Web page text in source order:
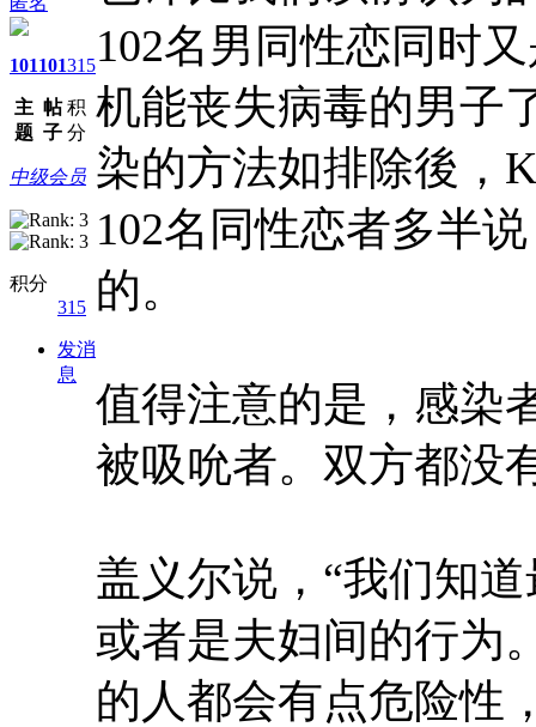
101
主
题
101
帖
子
315
积
分
中级会员
积分
315
发消
息
102名男同性恋同时
机能丧失病毒的男子
染的方法如排除後，
102名同性恋者多半
的。
值得注意的是，感染
被吸吮者。双方都没
盖义尔说，“我们知
或者是夫妇间的行为
的人都会有点危险性